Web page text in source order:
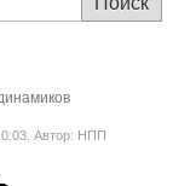
Автор: НПП